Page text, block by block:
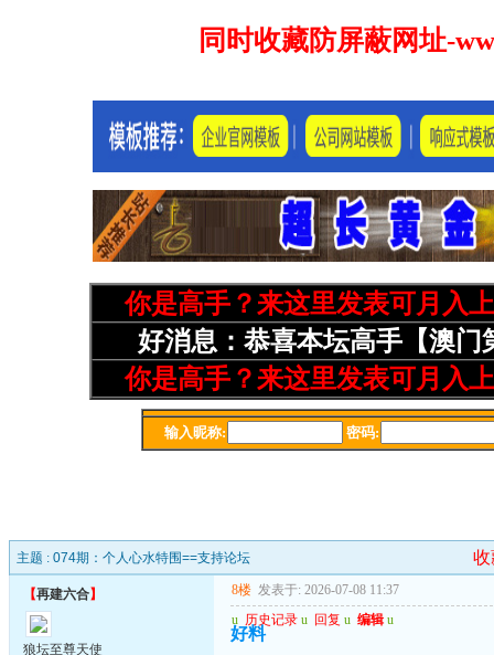
主题 : 074期：个人心水特围==支持论坛 收
【再建六合】
狼坛至尊天使
8楼 发表于: 2026-07-08 11:37
u 历史记录 u 回复 u 编辑 u
好料